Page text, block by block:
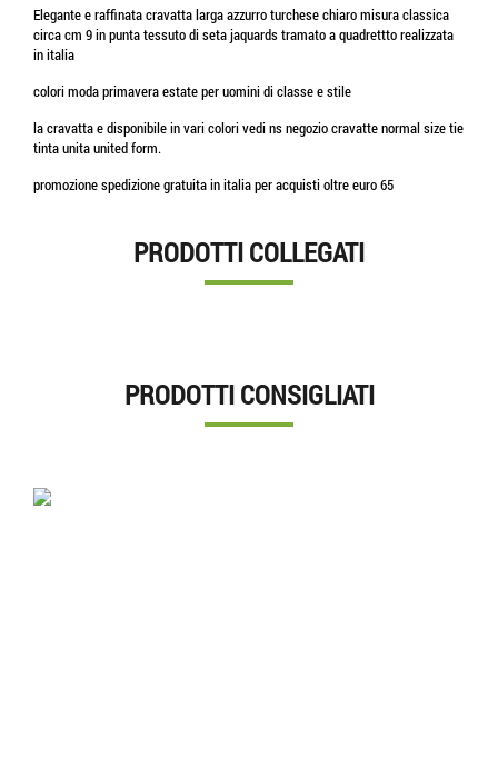
Elegante e raffinata cravatta larga azzurro turchese chiaro misura classica
circa cm 9 in punta tessuto di seta jaquards tramato a quadrettto realizzata
in italia
colori moda primavera estate per uomini di classe e stile
la cravatta e disponibile in vari colori vedi ns negozio cravatte normal size tie
tinta unita united form.
promozione spedizione gratuita in italia per acquisti oltre euro 65
PRODOTTI COLLEGATI
PRODOTTI CONSIGLIATI